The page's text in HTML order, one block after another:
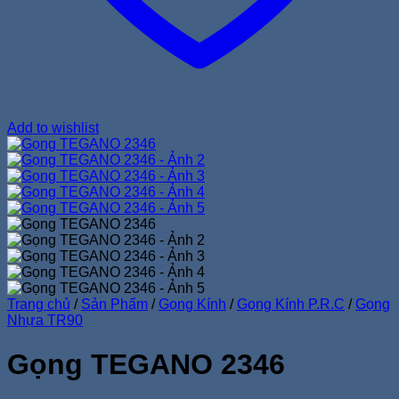
Add to wishlist
Trang chủ / Sản Phẩm / Gọng Kính / Gọng Kính P.R.C / Gọng
Nhựa TR90
Gọng TEGANO 2346